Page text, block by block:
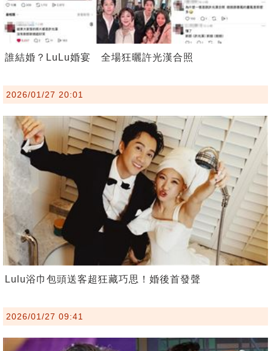
誰結婚？LuLu婚宴 全場狂曬許光漢合照
2026/01/27 20:01
Lulu浴巾包頭送客超狂藏巧思！婚後首發聲
2026/01/27 09:41